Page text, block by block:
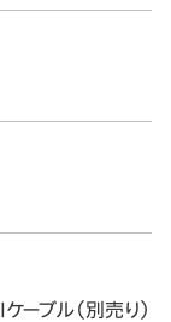
ーブル（別売り）